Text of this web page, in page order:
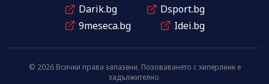
Darik.bg
Dsport.bg
9meseca.bg
Idei.bg
© 2026 Всички права запазени. Позоваването с хиперлинк е
задължително.